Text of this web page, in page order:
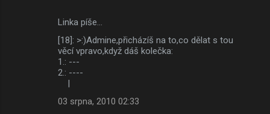
Linka píše…
[18]: >:)Admine,přicházíš na to,co dělat s tou
věcí vpravo,když dáš kolečka:
1.: ---
2.: ----
|
03 srpna, 2010 02:33